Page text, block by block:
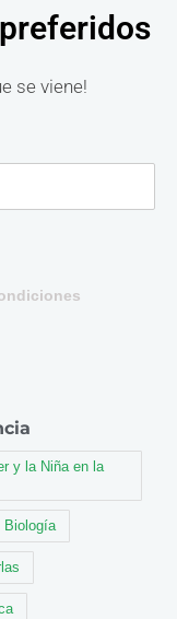
se viene!
y la Niña en la
Biología